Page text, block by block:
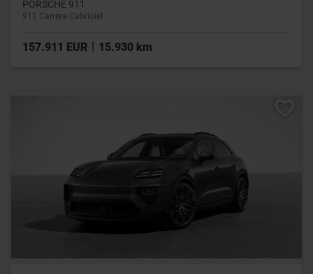
PORSCHE 911
911 Carrera Cabriolet
157.911 EUR | 15.930 km